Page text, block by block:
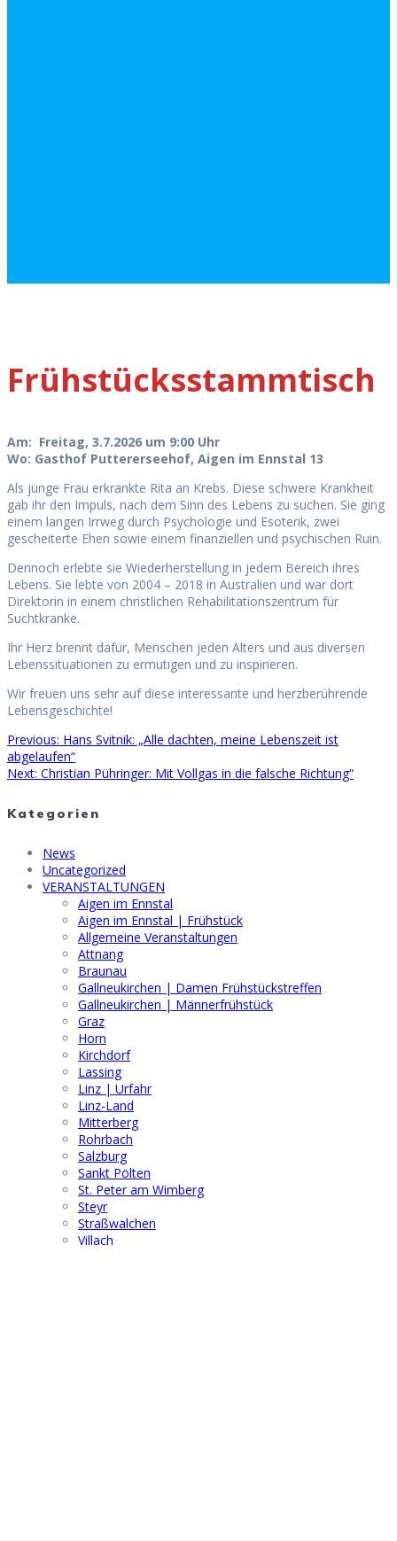
Frühstücksstammtisch
Am: Freitag, 3.7.2026 um 9:00 Uhr
Wo: Gasthof Puttererseehof, Aigen im Ennstal 13
Als junge Frau erkrankte Rita an Krebs. Diese schwere Krankheit
gab ihr den Impuls, nach dem Sinn des Lebens zu suchen. Sie ging
einem langen Irrweg durch Psychologie und Esoterik, zwei
gescheiterte Ehen sowie einem finanziellen und psychischen Ruin.
Dennoch erlebte sie Wiederherstellung in jedem Bereich ihres
Lebens. Sie lebte von 2004 – 2018 in Australien und war dort
Direktorin in einem christlichen Rehabilitationszentrum für
Suchtkranke.
Ihr Herz brennt dafür, Menschen jeden Alters und aus diversen
Lebenssituationen zu ermutigen und zu inspirieren.
Wir freuen uns sehr auf diese interessante und herzberührende
Lebensgeschichte!
Beitragsnavigation
Previous: Previous
post:
Hans Svitnik: „Alle dachten, meine Lebenszeit ist
abgelaufen“
Next: Next
Christian Pühringer: Mit Vollgas in die falsche Richtung“
Kategorien
News
Uncategorized
VERANSTALTUNGEN
Aigen im Ennstal
Aigen im Ennstal | Frühstück
Allgemeine Veranstaltungen
Attnang
Braunau
Gallneukirchen | Damen Frühstückstreffen
Gallneukirchen | Männerfrühstück
Graz
Horn
Kirchdorf
Lassing
Linz | Urfahr
Linz-Land
Mitterberg
Rohrbach
Salzburg
Sankt Pölten
St. Peter am Wimberg
Steyr
Straßwalchen
Villach